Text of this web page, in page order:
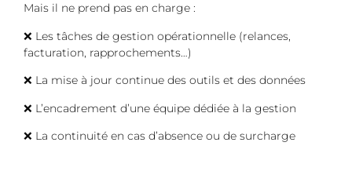
Mais il ne prend pas en charge :
❌ Les tâches de gestion opérationnelle (relances,
facturation, rapprochements…)
❌ La mise à jour continue des outils et des données
❌ L’encadrement d’une équipe dédiée à la gestion
❌ La continuité en cas d’absence ou de surcharge